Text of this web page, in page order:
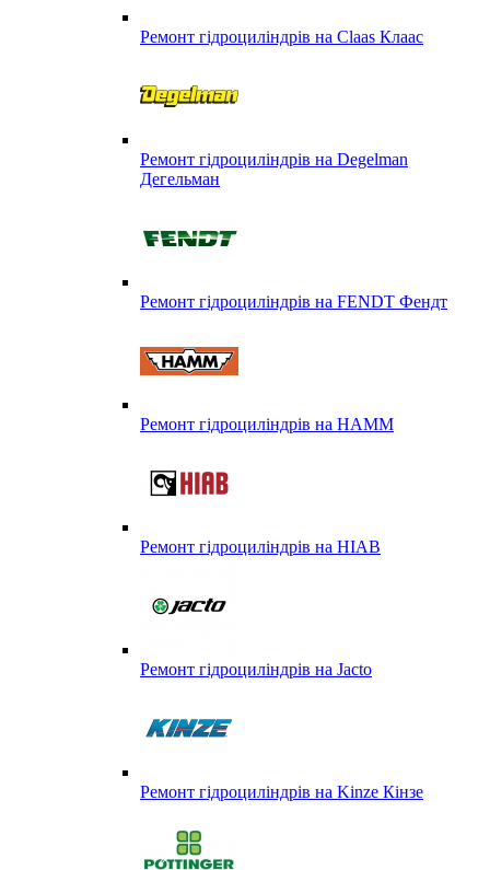
Ремонт гідроциліндрів на Claas Клаас
Ремонт гідроциліндрів на Degelman
Дегельман
Ремонт гідроциліндрів на FENDT Фендт
Ремонт гідроциліндрів на HAMM
Ремонт гідроциліндрів на HIAB
Ремонт гідроциліндрів на Jacto
Ремонт гідроциліндрів на Kinze Кінзе